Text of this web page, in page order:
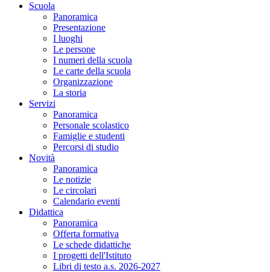
Scuola
Panoramica
Presentazione
I luoghi
Le persone
I numeri della scuola
Le carte della scuola
Organizzazione
La storia
Servizi
Panoramica
Personale scolastico
Famiglie e studenti
Percorsi di studio
Novità
Panoramica
Le notizie
Le circolari
Calendario eventi
Didattica
Panoramica
Offerta formativa
Le schede didattiche
I progetti dell'Istituto
Libri di testo a.s. 2026-2027